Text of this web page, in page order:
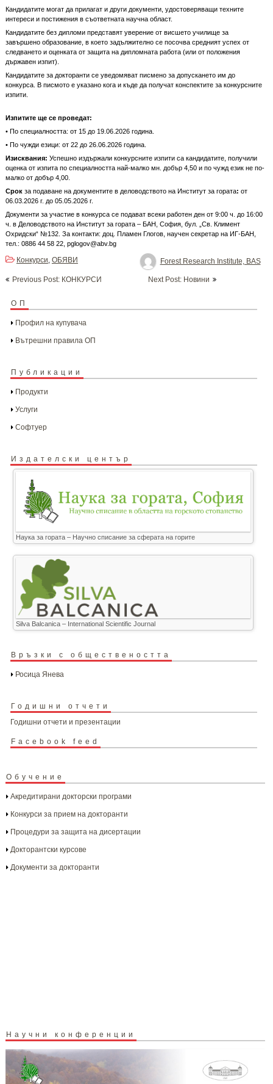
Кандидатите могат да прилагат и други документи, удостоверяващи техните
интереси и постижения в съответната научна област.
Кандидатите без дипломи представят уверение от висшето училище за
завършено образование, в което задължително се посочва средният успех от
следването и оценката от защита на дипломната работа (или от положения
държавен изпит).
Кандидатите за докторанти се уведомяват писмено за допускането им до
конкурса. В писмото е указано кога и къде да получат конспектите за конкурсните
изпити.
Изпитите ще се проведат:
• По специалността: от 15 до 19.06.2026 година.
• По чужди езици: от 22 до 26.06.2026 година.
Изисквания: Успешно издържали конкурсните изпити са кандидатите, получили
оценка от изпита по специалността най-малко мн. добър 4,50 и по чужд език не по-
малко от добър 4,00.
Срокза подаване на документите в деловодството на Институт за гората: от
06.03.2026 г. до 05.05.2026 г.
Документи за участие в конкурса се подават всеки работен ден от 9:00 ч. до 16:00
ч. в Деловодството на Институт за гората – БАН, София, бул. „Св. Климент
Охридски“ №132. За контакти: доц. Пламен Глогов, научен секретар на ИГ-БАН,
тел.: 0886 44 58 22, pglogov@abv.bg
Forest Research Institute, BAS
Конкурси ОБЯВИ
navigation
Previous Post: КОНКУРСИ Next Post: Новини
ОП
Профил на купувача
Вътрешни правила ОП
Публикации
Продукти
Услуги
Софтуер
Издателски център
Наука за гората – Научно списание за сферата на горите
Silva Balcanica – International Scientific Journal
Връзки с обществеността
Росица Янева
Годишни отчети
Годишни отчети и презентации
Facebook feed
Обучение
Акредитирани докторски програми
Конкурси за прием на докторанти
Процедури за защита на дисертации
Докторантски курсове
Документи за докторанти
Научни конференции